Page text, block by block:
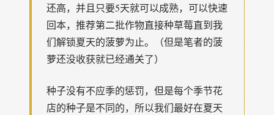
还高，并且只要5天就可以成熟，可以快速
回本，推荐第二批作物直接种草莓直到我
们解锁夏天的菠萝为止。（但是笔者的菠
萝还没收获就已经通关了）
种子没有不应季的惩罚，但是每个季节花
店的种子是不同的，所以我们最好在夏天